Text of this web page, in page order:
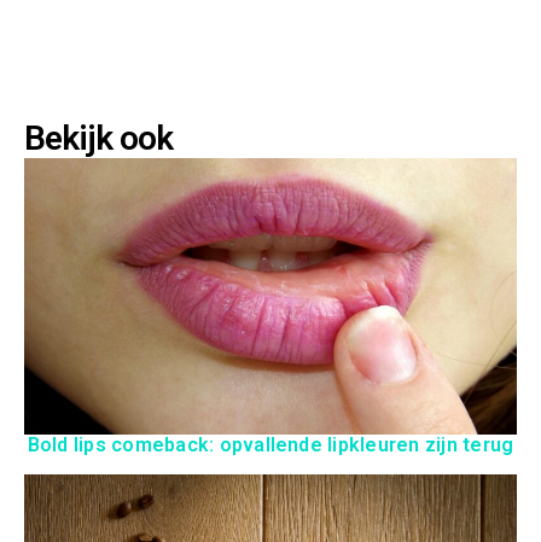
Bekijk ook
Bold lips comeback: opvallende lipkleuren zijn terug